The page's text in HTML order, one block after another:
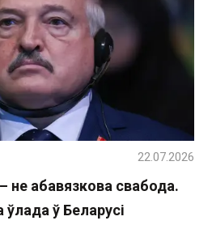
не абавязкова свабода.
ў Беларусі
22.07.2026